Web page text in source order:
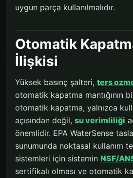
uygun parça kullanılmalıdır.
Otomatik
İlişkisi
Yüksek basınç şalteri, ters
otomatik kapatma mantığının
otomatik kapatma, yalnızca
açısından değil, su verimliliği
önemlidir. EPA WaterSense
sunumunda noktasal kullanım
sistemleri için sistemin NSF/
sertifikalı olması ve otomatik